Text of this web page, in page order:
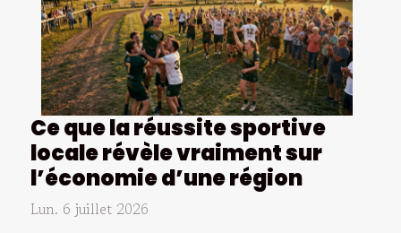
Ce que la réussite sportive
locale révèle vraiment sur
l’économie d’une région
Lun. 6 juillet 2026